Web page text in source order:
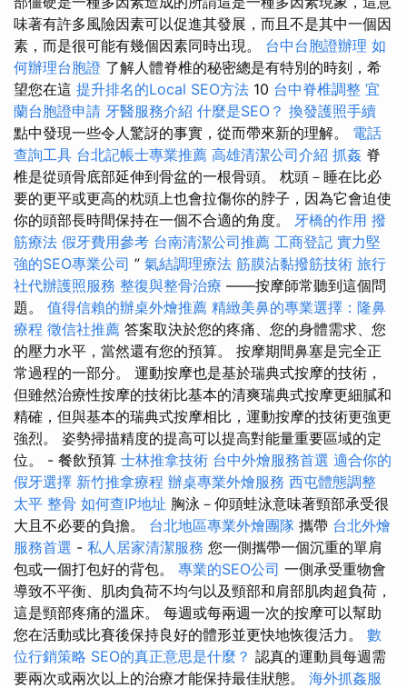
味著有許多風險因素可以促進其發展，而且不是其中一個因
素，而是很可能有幾個因素同時出現。 台中台胞證辦理 如
何辦理台胞證 了解人體脊椎的秘密總是有特別的時刻，希
望您在這 提升排名的Local SEO方法 10 台中脊椎調整 宜
蘭台胞證申請 牙醫服務介紹 什麼是SEO？ 換發護照手續
點中發現一些令人驚訝的事實，從而帶來新的理解。 電話
查詢工具 台北記帳士專業推薦 高雄清潔公司介紹 抓姦 脊
椎是從頭骨底部延伸到骨盆的一根骨頭。 枕頭－睡在比必
要的更平或更高的枕頭上也會拉傷你的脖子，因為它會迫使
你的頭部長時間保持在一個不合適的角度。 牙橋的作用 撥
筋療法 假牙費用參考 台南清潔公司推薦 工商登記 實力堅
強的SEO專業公司 ” 氣結調理療法 筋膜沾黏撥筋技術 旅行
社代辦護照服務 整復與整骨治療 ——按摩師常聽到這個問
題。 值得信賴的辦桌外燴推薦 精緻美鼻的專業選擇：隆鼻
療程 徵信社推薦 答案取決於您的疼痛、您的身體需求、您
的壓力水平，當然還有您的預算。 按摩期間鼻塞是完全正
常過程的一部分。 運動按摩也是基於瑞典式按摩的技術，
但雖然治療性按摩的技術比基本的清爽瑞典式按摩更細膩和
精確，但與基本的瑞典式按摩相比，運動按摩的技術更強更
強烈。 姿勢掃描精度的提高可以提高對能量重要區域的定
位。 - 餐飲預算 士林推拿技術 台中外燴服務首選 適合你的
假牙選擇 新竹推拿療程 辦桌專業外燴服務 西屯體態調整
太平 整骨 如何查IP地址 胸泳－仰頭蛙泳意味著頸部承受很
大且不必要的負擔。 台北地區專業外燴團隊 攜帶 台北外燴
服務首選 - 私人居家清潔服務 您一側攜帶一個沉重的單肩
包或一個打包好的背包。 專業的SEO公司 一側承受重物會
導致不平衡、肌肉負荷不均勻以及頸部和肩部肌肉超負荷，
這是頸部疼痛的溫床。 每週或每兩週一次的按摩可以幫助
您在活動或比賽後保持良好的體形並更快地恢復活力。 數
位行銷策略 SEO的真正意思是什麼？ 認真的運動員每週需
要兩次或兩次以上的治療才能保持最佳狀態。 海外抓姦服